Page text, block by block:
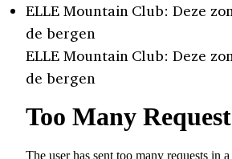
ELLE Mountain Club: Deze
de bergen
ELLE Mountain Club: Deze
de bergen